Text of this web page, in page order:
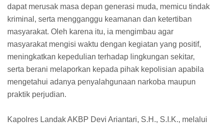
dapat merusak masa depan generasi muda, memicu tindak
kriminal, serta mengganggu keamanan dan ketertiban
masyarakat. Oleh karena itu, ia mengimbau agar
masyarakat mengisi waktu dengan kegiatan yang positif,
meningkatkan kepedulian terhadap lingkungan sekitar,
serta berani melaporkan kepada pihak kepolisian apabila
mengetahui adanya penyalahgunaan narkoba maupun
praktik perjudian.
Kapolres Landak AKBP Devi Ariantari, S.H., S.I.K., melalui